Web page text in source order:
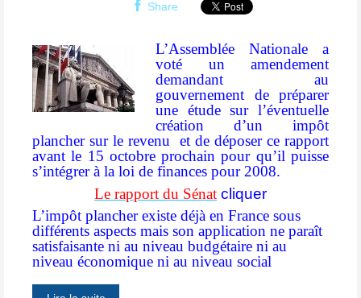
Share
L’Assemblée Nationale a
voté un amendement
demandant au
gouvernement de préparer
une étude sur l’éventuelle
création d’un impôt
plancher sur le revenu
et de déposer ce rapport
avant le 15 octobre prochain pour qu’il puisse
s’intégrer à la loi de finances pour 2008.
Le rapport du Sénat cliquer
L’impôt plancher existe déjà en France sous
différents aspects mais son application ne paraît
satisfaisante ni au niveau budgétaire ni au
niveau économique ni au niveau social